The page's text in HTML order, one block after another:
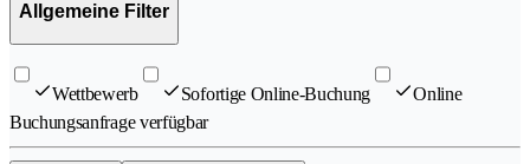
Allgemeine Filter
Wettbewerb Sofortige Online-Buchung
Online
Buchungsanfrage verfügbar